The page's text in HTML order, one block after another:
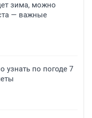
зима, можно
— важные
узнать по погоде 7